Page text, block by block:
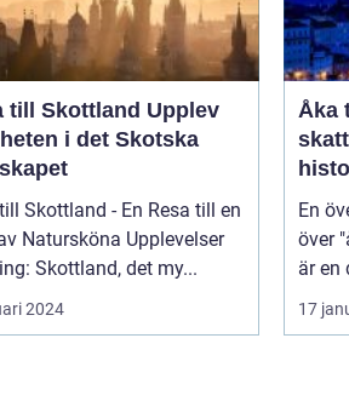
Skottland Upplev
i det Skotska
Skottland - En Resa till en
Natursköna Upplevelser
Skottland, det my...
2024
Åka
En
över
är en
17